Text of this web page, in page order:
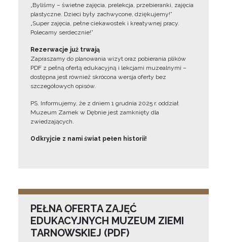
„Byliśmy – świetne zajęcia, prelekcja, przebieranki, zajęcia
plastyczne. Dzieci były zachwycone, dziękujemy!”
„Super zajęcia, pełne ciekawostek i kreatywnej pracy.
Polecamy serdecznie!”
Rezerwacje już trwają
Zapraszamy do planowania wizyt oraz pobierania plików
PDF z pełną ofertą edukacyjną i lekcjami muzealnymi –
dostępna jest również skrócona wersja oferty bez
szczegółowych opisów.
PS. Informujemy, że z dniem 1 grudnia 2025 r. oddział
Muzeum Zamek w Dębnie jest zamknięty dla
zwiedzających.
Odkryjcie z nami świat pełen historii!
PEŁNA OFERTA ZAJĘĆ
EDUKACYJNYCH MUZEUM ZIEMI
TARNOWSKIEJ (PDF)